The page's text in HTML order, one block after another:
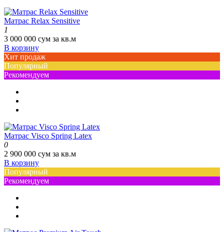
Матрас Relax Sensitive
1
3 000 000 сум за кв.м
В корзину
Хит продаж
Популярный
Рекомендуем
Матрас Visco Spring Latex
0
2 900 000 сум за кв.м
В корзину
Популярный
Рекомендуем